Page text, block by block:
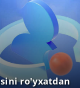
ro'yxatdan